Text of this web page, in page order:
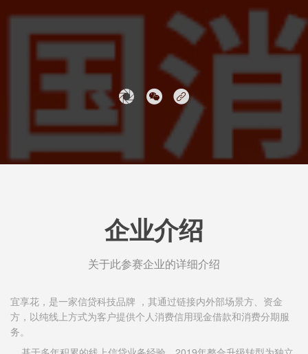
企业介绍
关于此参赛企业的详细介绍
宜享花，是一家信贷科技品牌 ，其通过链接内外部场景方、资金
方，以纯线上方式为客户提供个人消费信用现金借款和消费分期服
务。